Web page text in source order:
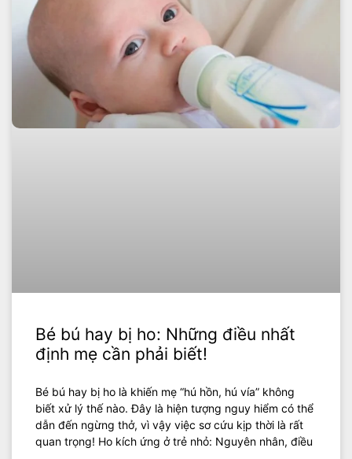
Bé bú hay bị ho: Những điều nhất
định mẹ cần phải biết!
Bé bú hay bị ho là khiến mẹ “hú hồn, hú vía” không
biết xử lý thế nào. Đây là hiện tượng nguy hiểm có thể
dẫn đến ngừng thở, vì vậy việc sơ cứu kịp thời là rất
quan trọng! Ho kích ứng ở trẻ nhỏ: Nguyên nhân, điều